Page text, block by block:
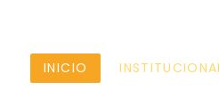
INICIO